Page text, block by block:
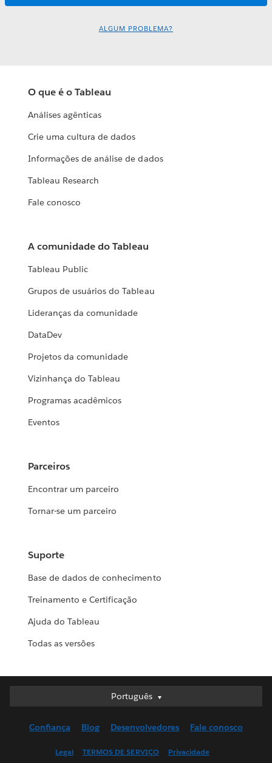
ALGUM PROBLEMA?
O que é o Tableau
Análises agênticas
Crie uma cultura de dados
Informações de análise de dados
Tableau Research
Fale conosco
A comunidade do Tableau
Tableau Public
Grupos de usuários do Tableau
Lideranças da comunidade
DataDev
Projetos da comunidade
Vizinhança do Tableau
Programas acadêmicos
Eventos
Parceiros
Encontrar um parceiro
Tornar-se um parceiro
Suporte
Base de dados de conhecimento
Treinamento e Certificação
Ajuda do Tableau
Todas as versões
Português
Português
English (UK)
Confiança Blog Desenvolvedores Fale conosco
Legal TERMOS DE SERVIÇO Privacidade